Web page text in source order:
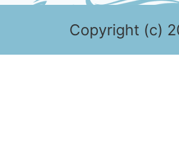
Copyright (c)